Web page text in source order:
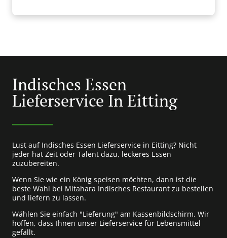
Indisches Essen
Lieferservice In Eitting
Lust auf Indisches Essen Lieferservice in Eitting? Nicht
jeder hat Zeit oder Talent dazu, leckeres Essen
zuzubereiten.
Wenn Sie wie ein König speisen möchten, dann ist die
beste Wahl bei Mitahara Indisches Restaurant zu bestellen
und liefern zu lassen.
Wählen Sie einfach "Lieferung" am Kassenbildschirm. Wir
hoffen, dass Ihnen unser Lieferservice für Lebensmittel
gefällt.